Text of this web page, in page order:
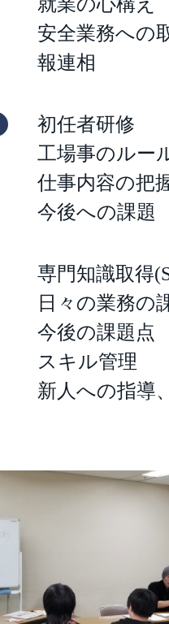
安全業務への
報連相
初任者研修
工場事のルー
仕事内容の把
今後への課題
専門知識取得
日々の業務の
今後の課題点
スキル管理
新人への指導